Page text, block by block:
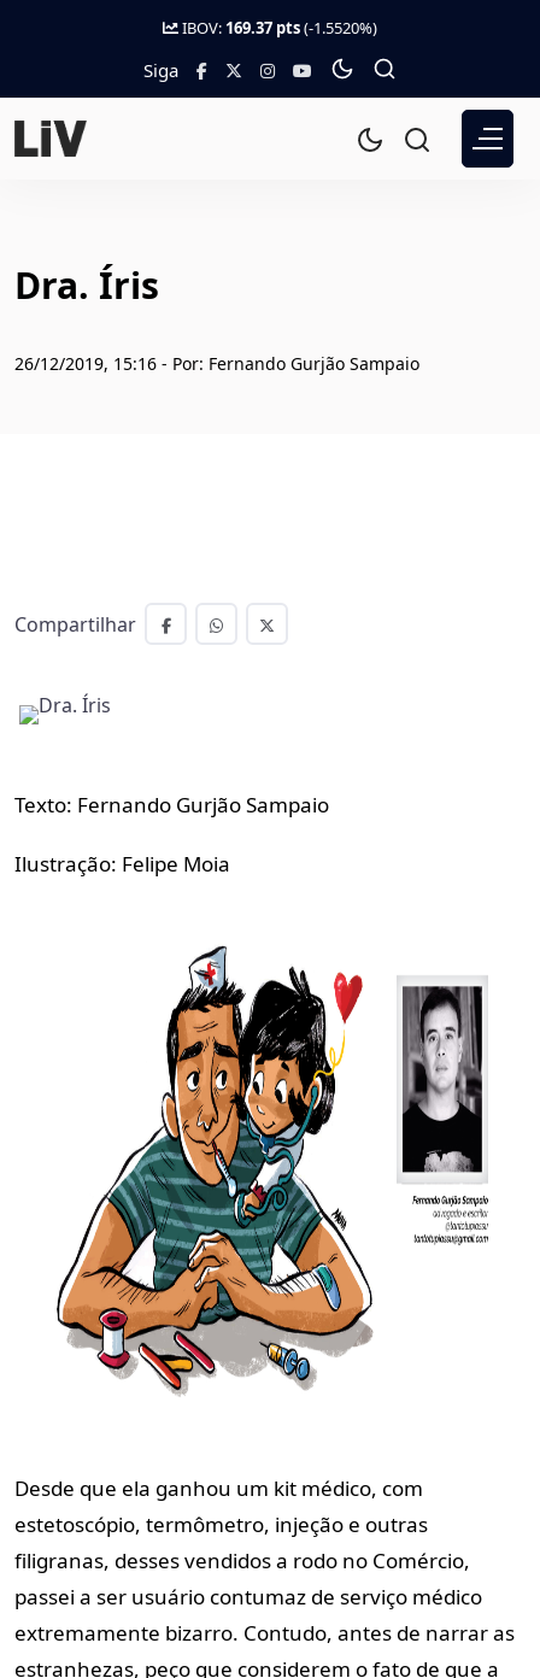
IBOV: 169.37 pts(-1.5520%)
Siga
Dra. Íris
26/12/2019, 15:16 - Por: Fernando Gurjão Sampaio
Compartilhar
Texto: Fernando Gurjão Sampaio
Ilustração: Felipe Moia
Desde que ela ganhou um kit médico, com
estetoscópio, termômetro, injeção e outras
filigranas, desses vendidos a rodo no Comércio,
passei a ser usuário contumaz de serviço médico
extremamente bizarro. Contudo, antes de narrar as
estranhezas, peço que considerem o fato de que a